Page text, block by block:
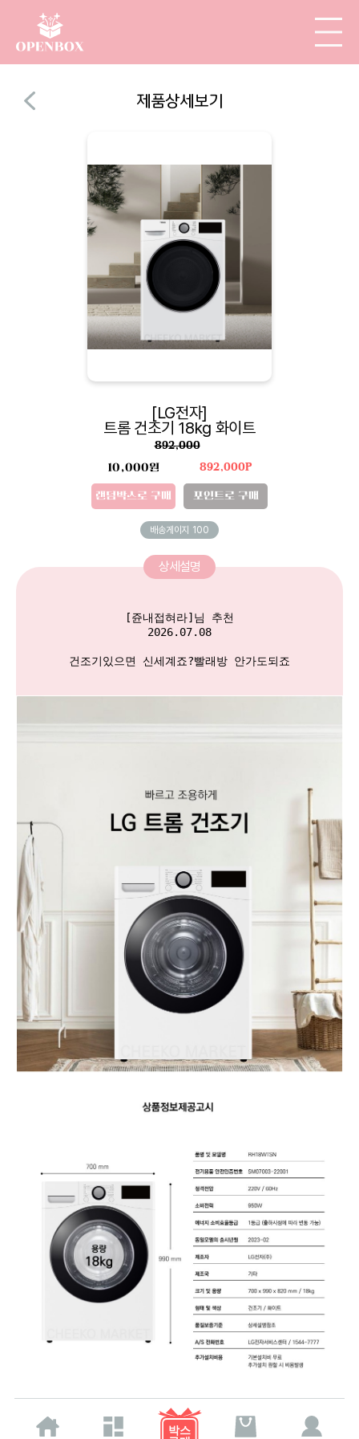
제품상세보기
[LG전자]
트롬 건조기 18kg 화이트
892,000
10,000원
랜덤박스로 구매
892,000P
포인트로 구매
배송게이지 100
상세설명
[쥰내접혀라]님 추천
2026.07.08
건조기있으면 신세계죠?빨래방 안가도되죠